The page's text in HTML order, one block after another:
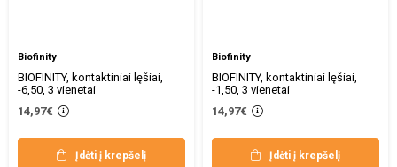
Biofinity
BIOFINITY, kontaktiniai lęšiai,
-6,50, 3 vienetai
14,97€
Įdėti į krepšelį
Biofinity
BIOFINITY, kontaktiniai lęšiai,
-1,50, 3 vienetai
14,97€
Įdėti į krepšelį